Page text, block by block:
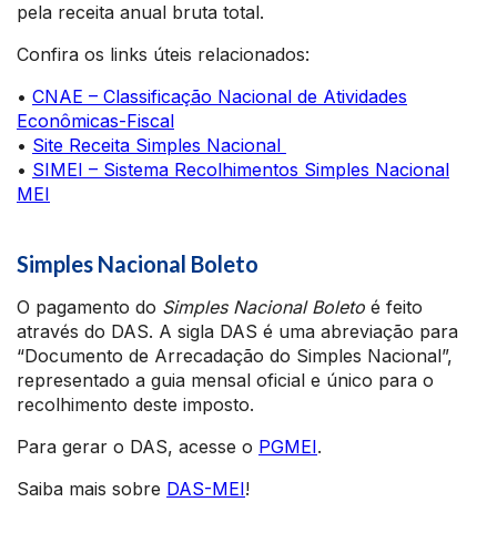
pela receita anual bruta total.
Confira os links úteis relacionados:
• CNAE – Classificação Nacional de Atividades
Econômicas-Fiscal
• Site Receita Simples Nacional
• SIMEI – Sistema Recolhimentos Simples Nacional
MEI
Simples Nacional Boleto
O pagamento do Simples Nacional Boleto é feito
através do DAS. A sigla DAS é uma abreviação para
“Documento de Arrecadação do Simples Nacional”,
representado a guia mensal oficial e único para o
recolhimento deste imposto.
Para gerar o DAS, acesse o PGMEI.
Saiba mais sobre DAS-MEI!